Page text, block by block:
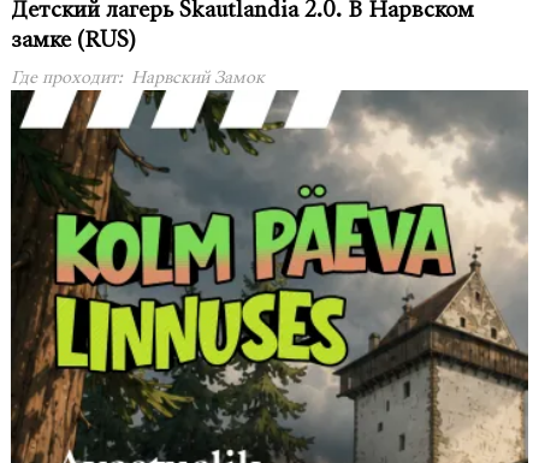
Детский лагерь Skautlandia 2.0. В Нарвском
замке (RUS)
Где проходит: Нарвский Замок